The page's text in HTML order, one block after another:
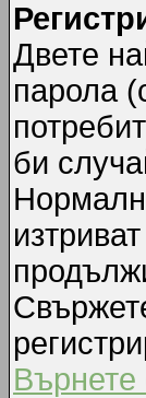
Двете
парола
би
Върнете